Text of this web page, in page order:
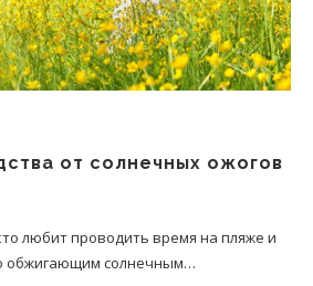
от солнечных ожогов
любит проводить время на пляже и
обжигающим солнечным…